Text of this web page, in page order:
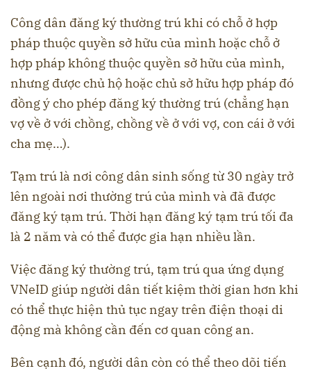
Công dân đăng ký thường trú khi có chỗ ở hợp
pháp thuộc quyền sở hữu của mình hoặc chỗ ở
hợp pháp không thuộc quyền sở hữu của mình,
nhưng được chủ hộ hoặc chủ sở hữu hợp pháp đó
đồng ý cho phép đăng ký thường trú (chẳng hạn
vợ về ở với chồng, chồng về ở với vợ, con cái ở với
cha mẹ…).
Tạm trú là nơi công dân sinh sống từ 30 ngày trở
lên ngoài nơi thường trú của mình và đã được
đăng ký tạm trú. Thời hạn đăng ký tạm trú tối đa
là 2 năm và có thể được gia hạn nhiều lần.
Việc đăng ký thường trú, tạm trú qua ứng dụng
VNeID giúp người dân tiết kiệm thời gian hơn khi
có thể thực hiện thủ tục ngay trên điện thoại di
động mà không cần đến cơ quan công an.
Bên cạnh đó, người dân còn có thể theo dõi tiến